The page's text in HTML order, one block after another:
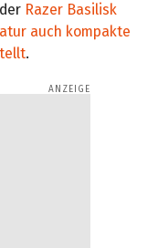
Razer Basilisk
auch kompakte
.